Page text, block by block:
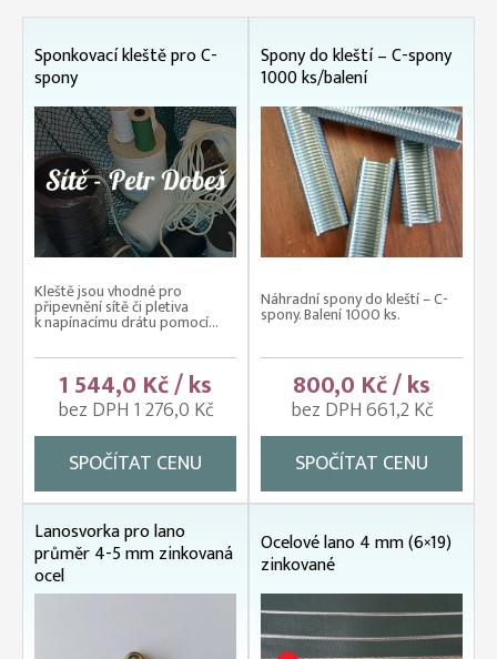
Sponkovací kleště pro C-
spony
Kleště jsou vhodné pro
připevnění sítě či pletiva
k napínacímu drátu pomocí...
1 544,0 Kč / ks
bez DPH 1 276,0 Kč
SPOČÍTAT CENU
Spony do kleští – C-spony
1000 ks/balení
Náhradní spony do kleští – C-
spony. Balení 1000 ks.
800,0 Kč / ks
bez DPH 661,2 Kč
SPOČÍTAT CENU
Lanosvorka pro lano
průměr 4-5 mm zinkovaná
ocel
Ocelové lano 4 mm (6×19)
zinkované